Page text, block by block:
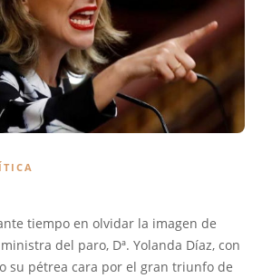
tiempo en olvidar la imagen de
del paro, Dª. Yolanda Díaz, con
su pétrea cara por el gran triunfo de